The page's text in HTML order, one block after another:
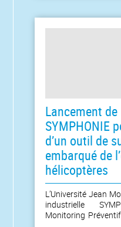
Lancement
SYMPHONIE
d’un outil de
embarqué de
hélicoptères
L’Université Jean
industrielle
Monitoring